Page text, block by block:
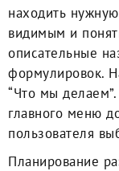
находить
видимым и
описательные
формулировок.
“Что мы
главного меню
пользователя
Планирование